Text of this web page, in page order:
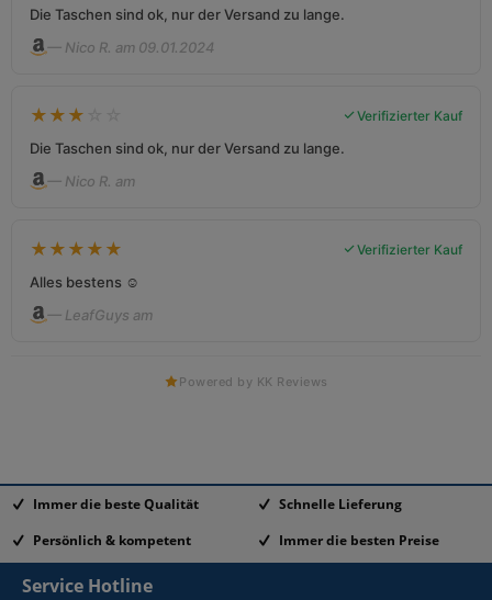
Die Taschen sind ok, nur der Versand zu lange.
— Nico R. am 09.01.2024
★ ★ ★ Verifizierter Kauf
Die Taschen sind ok, nur der Versand zu lange.
— Nico R. am
★ ★ ★ ★ ★ Verifizierter Kauf
Alles bestens ☺️
— LeafGuys am
Powered by KK Reviews
Immer die beste Qualität
Schnelle Lieferung
Persönlich & kompetent
Immer die besten Preise
Service Hotline